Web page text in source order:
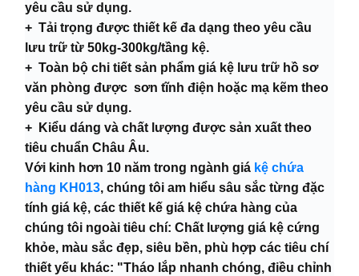
yêu cầu sử dụng.
+ Tải trọng được thiết kế đa dạng theo yêu cầu
lưu trữ từ 50kg-300kg/tầng kệ.
+ Toàn bộ chi tiết sản phẩm giá kệ lưu trữ hồ sơ
văn phòng được sơn tĩnh điện hoặc mạ kẽm theo
yêu cầu sử dụng.
+ Kiểu dáng và chất lượng được sản xuất theo
tiêu chuẩn Châu Âu.
Với kinh hơn 10 năm trong ngành giá kệ chứa
hàng KH013, chúng tôi am hiểu sâu sắc từng đặc
tính giá kệ, các thiết kế giá kệ chứa hàng của
chúng tôi ngoài tiêu chí: Chất lượng giá kệ cứng
khỏe, màu sắc đẹp, siêu bền, phù hợp các tiêu chí
thiết yếu khác: "Tháo lắp nhanh chóng, điều chỉnh